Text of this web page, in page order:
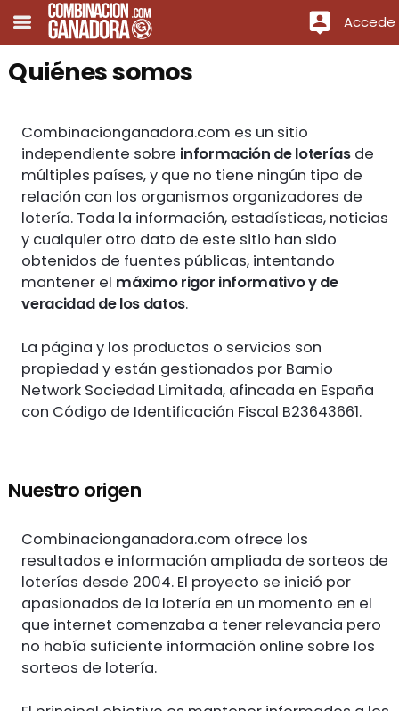
Accede
Quiénes somos
Combinacionganadora.com es un sitio
independiente sobre información de loteríasde
múltiples países, y que no tiene ningún tipo de
relación con los organismos organizadores de
lotería. Toda la información, estadísticas, noticias
y cualquier otro dato de este sitio han sido
obtenidos de fuentes públicas, intentando
mantener el máximo rigor informativo y de
veracidad de los datos.
La página y los productos o servicios son
propiedad y están gestionados por Bamio
Network Sociedad Limitada, afincada en España
con Código de Identificación Fiscal B23643661.
Nuestro origen
Combinacionganadora.com ofrece los
resultados e información ampliada de sorteos de
loterías desde 2004. El proyecto se inició por
apasionados de la lotería en un momento en el
que internet comenzaba a tener relevancia pero
no había suficiente información online sobre los
sorteos de lotería.